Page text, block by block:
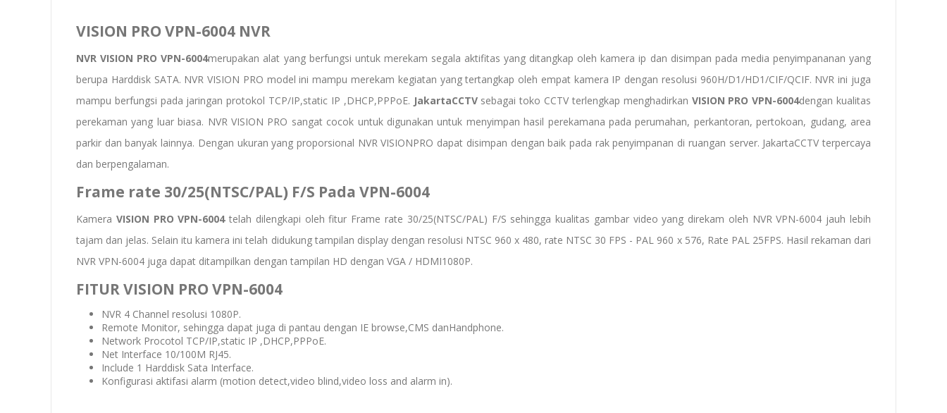
VISION PRO VPN-6004 NVR
NVRVISION PRO VPN-6004merupakan alat yang berfungsi untuk merekam segala aktifitas yang ditangkap oleh kamera ip dan disimpan pada media penyimpananan yang
berupa Harddisk SATA. NVR VISION PRO model ini mampu merekam kegiatan yang tertangkap oleh empat kamera IP dengan resolusi 960H/D1/HD1/CIF/QCIF. NVR ini juga
mampu berfungsi pada jaringan protokol TCP/IP,static IP ,DHCP,PPPoE. JakartaCCTV sebagai toko CCTV terlengkap menghadirkan VISION PRO VPN-6004dengan kualitas
perekaman yang luar biasa. NVR VISION PRO sangat cocok untuk digunakan untuk menyimpan hasil perekamana pada perumahan, perkantoran, pertokoan, gudang, area
parkir dan banyak lainnya. Dengan ukuran yang proporsional NVR VISIONPRO dapat disimpan dengan baik pada rak penyimpanan di ruangan server. JakartaCCTV terpercaya
dan berpengalaman.
Frame rate 30/25(NTSC/PAL) F/S Pada VPN-6004
Kamera VISION PRO VPN-6004telah dilengkapi oleh fitur Frame rate 30/25(NTSC/PAL) F/S sehingga kualitas gambar video yang direkam oleh NVR VPN-6004 jauh lebih
tajam dan jelas. Selain itu kamera ini telah didukung tampilan display dengan resolusi NTSC 960 x 480, rate NTSC 30 FPS - PAL 960 x 576, Rate PAL 25FPS. Hasil rekaman dari
NVR VPN-6004 juga dapat ditampilkan dengan tampilan HD dengan VGA / HDMI1080P.
FITUR VISION PRO VPN-6004
NVR 4 Channel resolusi 1080P.
Remote Monitor, sehingga dapat juga di pantau dengan IE browse,CMS danHandphone.
Network Procotol TCP/IP,static IP ,DHCP,PPPoE.
Net Interface 10/100M RJ45.
Include 1 Harddisk Sata Interface.
Konfigurasi aktifasi alarm (motion detect,video blind,video loss and alarm in).